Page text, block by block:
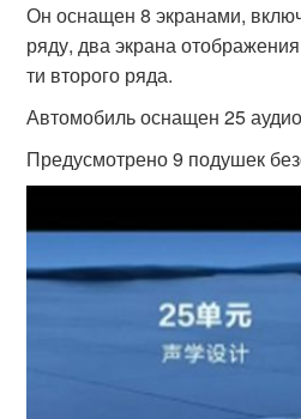
Он оснащен 8 экранами,
ряду, два экрана
ти второго ряда.
Автомобиль оснащен 25
Предусмотрено 9 подушек